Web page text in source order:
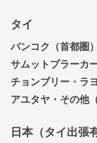
タイ
バンコク（首都圏）
サムットプラーカ
チョンブリー・ラ
アユタヤ・その他
日本（タイ出張